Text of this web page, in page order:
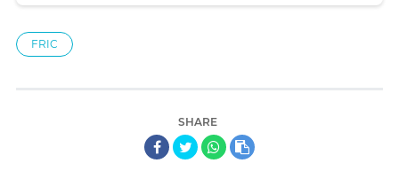
FRIC
SHARE